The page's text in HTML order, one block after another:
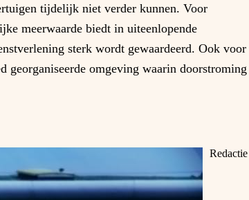
tijdelijk niet verder kunnen. Voor
meerwaarde biedt in uiteenlopende
sterk wordt gewaardeerd. Ook voor
georganiseerde omgeving waarin doorstroming
Redactie